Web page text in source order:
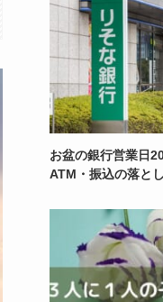
お盆の銀行営業日
ATM・振込の落と